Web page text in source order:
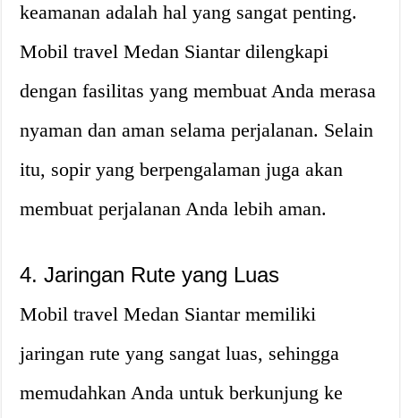
keamanan adalah hal yang sangat penting.
Mobil travel Medan Siantar dilengkapi
dengan fasilitas yang membuat Anda merasa
nyaman dan aman selama perjalanan. Selain
itu, sopir yang berpengalaman juga akan
membuat perjalanan Anda lebih aman.
4. Jaringan Rute yang Luas
Mobil travel Medan Siantar memiliki
jaringan rute yang sangat luas, sehingga
memudahkan Anda untuk berkunjung ke